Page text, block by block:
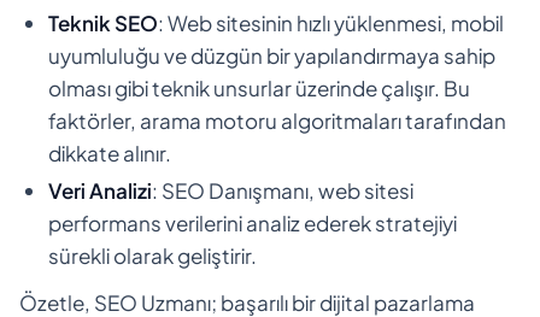
Teknik SEO: Web sitesinin hızlı yüklenmesi, mobil
uyumluluğu ve düzgün bir yapılandırmaya sahip
olması gibi teknik unsurlar üzerinde çalışır. Bu
faktörler, arama motoru algoritmaları tarafından
dikkate alınır.
Veri Analizi: SEO Danışmanı, web sitesi
performans verilerini analiz ederek stratejiyi
sürekli olarak geliştirir.
Özetle, SEO Uzmanı; başarılı bir dijital pazarlama